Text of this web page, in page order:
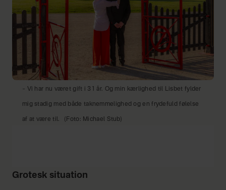
– Vi har nu været gift i 31 år. Og min kærlighed til Lisbet fylder
mig stadig med både taknemmelighed og en frydefuld følelse
af at være til. (Foto: Michael Stub)
Grotesk situation